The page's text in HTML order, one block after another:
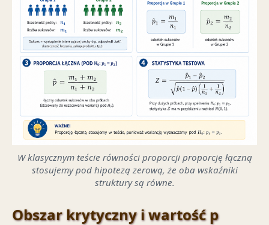
W klasycznym teście równości proporcji proporcję łączną
stosujemy pod hipotezą zerową, że oba wskaźniki
struktury są równe.
Obszar krytyczny i wartość p